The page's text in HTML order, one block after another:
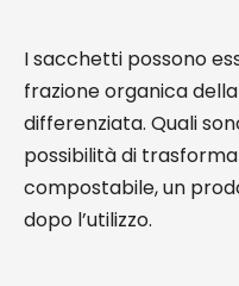
I sacchetti possono
frazione organica
differenziata. Quali
possibilità di
compostabile, un
dopo l’utilizzo.